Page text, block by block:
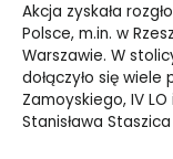
Akcja zyskała
Polsce, m.in. w
Warszawie. W
dołączyło się wiele
Zamoyskiego, IV
Stanisława